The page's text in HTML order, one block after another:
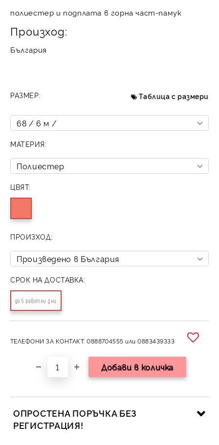
полиестер и подплата в горна част-памук
Произход:
България
РАЗМЕР: Таблица с размери
МАТЕРИЯ:
ЦВЯТ:
ПРОИЗХОД:
СРОК НА ДОСТАВКА:
до 5 работни дни
ТЕЛЕФОНИ ЗА КОНТАКТ: 0888704555 или 0883439333
ОПРОСТЕНА ПОРЪЧКА БЕЗ
РЕГИСТРАЦИЯ!